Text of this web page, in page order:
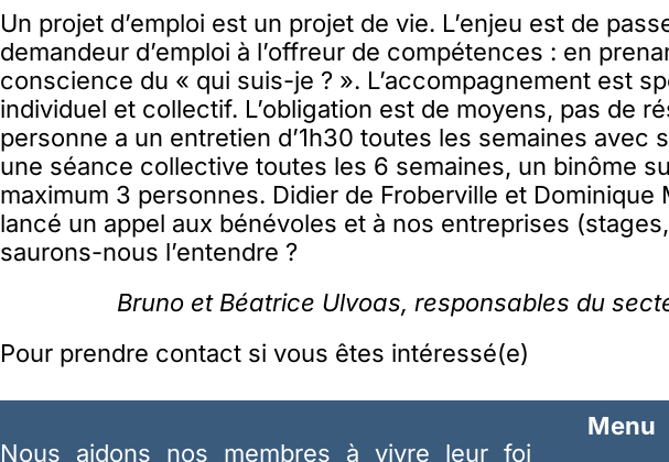
Un projet d’emploi est un projet de vie. L’enjeu est de
demandeur d’emploi à l’offreur de compétences : en
conscience du « qui suis-je ? ». L’accompagnement est
individuel et collectif. L’obligation est de moyens, pas de
personne a un entretien d’1h30 toutes les semaines avec
une séance collective toutes les 6 semaines, un binôme
maximum 3 personnes. Didier de Froberville et Dominique
lancé un appel aux bénévoles et à nos entreprises
saurons-nous l’entendre ?
Bruno et Béatrice Ulvoas, responsables du
Pour prendre contact si vous êtes intéressé(e)
Nous aidons nos membres à vivre leur foi
Menu